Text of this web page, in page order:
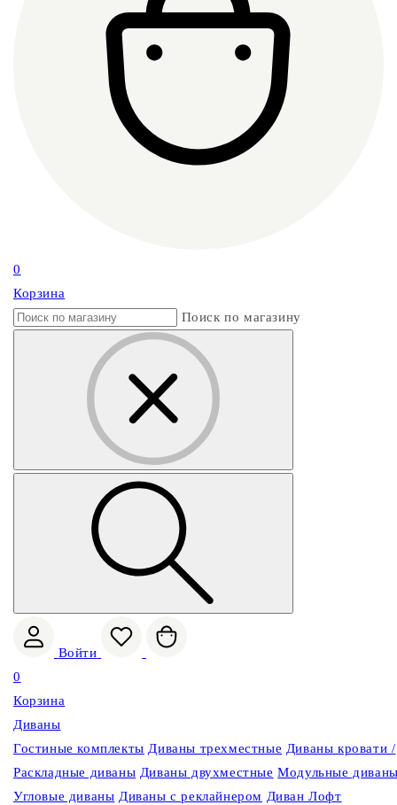
0
Корзина
Поиск по магазину
Войти
0
Корзина
Диваны
Гостиные комплекты Диваны трехместные Диваны кровати /
Раскладные диваны Диваны двухместные Модульные
Угловые диваны Диваны c реклайнером Диван Лофт